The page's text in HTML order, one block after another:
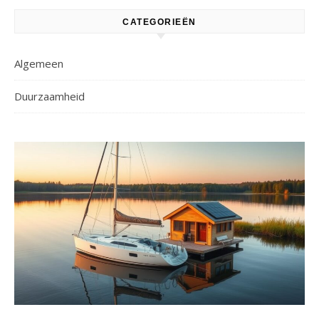
CATEGORIEËN
Algemeen
Duurzaamheid